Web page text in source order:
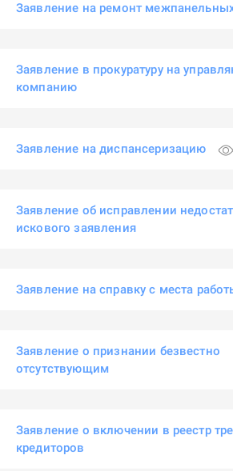
Заявление на ремонт
Заявление в прокуратуру на
компанию
Заявление на диспансеризацию
Заявление об исправлении
искового заявления
Заявление на справку с места
Заявление о признании безвестно
отсутствующим
Заявление о включении в реестр
кредиторов